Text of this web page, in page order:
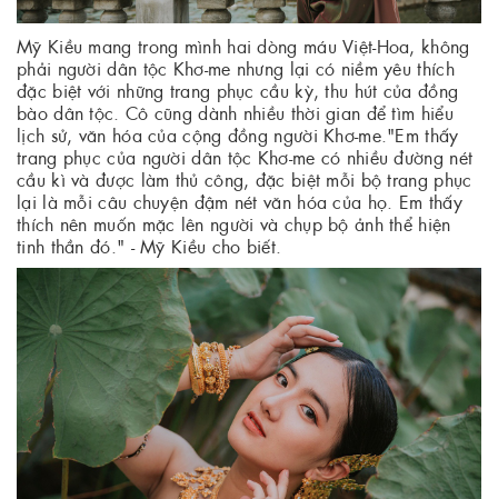
Mỹ Kiều mang trong mình hai dòng máu Việt-Hoa, không
phải người dân tộc Khơ-me nhưng lại có niềm yêu thích
đặc biệt với những trang phục cầu kỳ, thu hút của đồng
bào dân tộc. Cô cũng dành nhiều thời gian để tìm hiểu
lịch sử, văn hóa của cộng đồng người Khơ-me."Em thấy
trang phục của người dân tộc Khơ-me có nhiều đường nét
cầu kì và được làm thủ công, đặc biệt mỗi bộ trang phục
lại là mỗi câu chuyện đậm nét văn hóa của họ. Em thấy
thích nên muốn mặc lên người và chụp bộ ảnh thể hiện
tinh thần đó." - Mỹ Kiều cho biết.